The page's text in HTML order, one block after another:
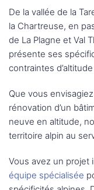
De la vallée de la
la Chartreuse, en
de La Plagne et Val
présente ses
contraintes
Que vous
rénovation d’un
neuve en altitude,
territoire alpin au
Vous avez un projet
équipe spécialisée